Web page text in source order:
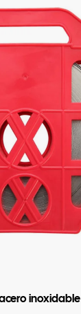
inoxidable